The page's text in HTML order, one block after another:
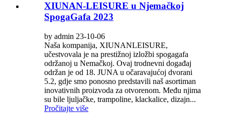
XIUNAN-LEISURE u Njemačkoj
SpogaGafa 2023
by admin 23-10-06
Naša kompanija, XIUNANLEISURE,
učestvovala je na prestižnoj izložbi spogagafa
održanoj u Nemačkoj. Ovaj trodnevni događaj
održan je od 18. JUNA u očaravajućoj dvorani
5.2, gdje smo ponosno predstavili naš asortiman
inovativnih proizvoda za otvorenom. Među njima
su bile ljuljačke, trampoline, klackalice, dizajn...
Pročitajte više